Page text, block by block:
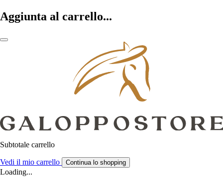
Aggiunta al carrello...
Subtotale carrello
Vedi il mio carrello Continua lo shopping
Loading...